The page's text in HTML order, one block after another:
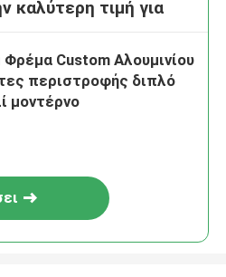
καλύτερη τιμή για
Φρέμα Custom Αλουμινίου
περιστροφής διπλό
μοντέρνο